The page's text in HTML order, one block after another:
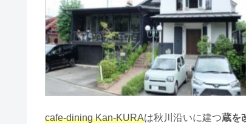
cafe-dining Kan-KURAは秋川沿いに建つ蔵を